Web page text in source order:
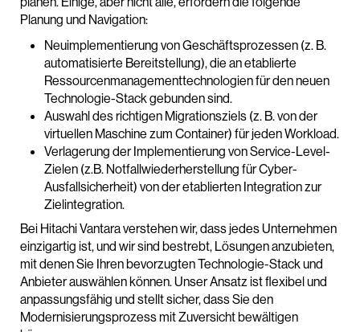
Planung und Navigation:
Neuimplementierung von Geschäftsprozessen (z. B.
automatisierte Bereitstellung), die an etablierte
Ressourcenmanagementtechnologien für den neuen
Technologie-Stack gebunden sind.
Auswahl des richtigen Migrationsziels (z. B. von der
virtuellen Maschine zum Container) für jeden Workload.
Verlagerung der Implementierung von Service-Level-
Zielen (z.B. Notfallwiederherstellung für Cyber-
Ausfallsicherheit) von der etablierten Integration zur
Zielintegration.
Bei Hitachi Vantara verstehen wir, dass jedes Unternehmen
einzigartig ist, und wir sind bestrebt, Lösungen anzubieten,
mit denen Sie Ihren bevorzugten Technologie-Stack und
Anbieter auswählen können. Unser Ansatz ist flexibel und
anpassungsfähig und stellt sicher, dass Sie den
Modernisierungsprozess mit Zuversicht bewältigen